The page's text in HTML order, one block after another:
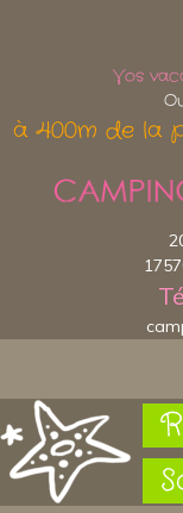
Vos
à 400m de la